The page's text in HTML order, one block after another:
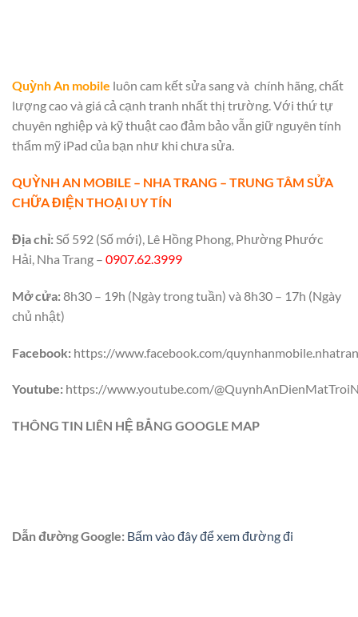
Quỳnh An mobile luôn cam kết sửa sang và chính hãng, chất
lượng cao và giá cả cạnh tranh nhất thị trường. Với thứ tự
chuyên nghiệp và kỹ thuật cao đảm bảo vẫn giữ nguyên tính
thẩm mỹ iPad của bạn như khi chưa sửa.
QUỲNH AN MOBILE – NHA TRANG – TRUNG TÂM SỬA
CHỮA ĐIỆN THOẠI UY TÍN
Địa chỉ:Số 592 (Số mới), Lê Hồng Phong, Phường Phước
Hải, Nha Trang – 0907.62.3999
Mở cửa:8h30 – 19h (Ngày trong tuần) và 8h30 – 17h (Ngày
chủ nhật)
Facebook: https://www.facebook.com/
Youtube: https://www.youtube.com/
THÔNG TIN LIÊN HỆ BẲNG GOOGLE MAP
Dẫn đường Google: Bấm vào đây để xem đường đi